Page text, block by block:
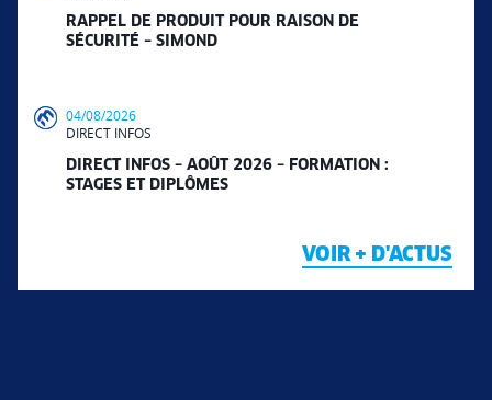
RAPPEL DE PRODUIT POUR RAISON DE
SÉCURITÉ – SIMOND
04/08/2026
DIRECT INFOS
DIRECT INFOS – AOÛT 2026 – FORMATION :
STAGES ET DIPLÔMES
VOIR + D'ACTUS